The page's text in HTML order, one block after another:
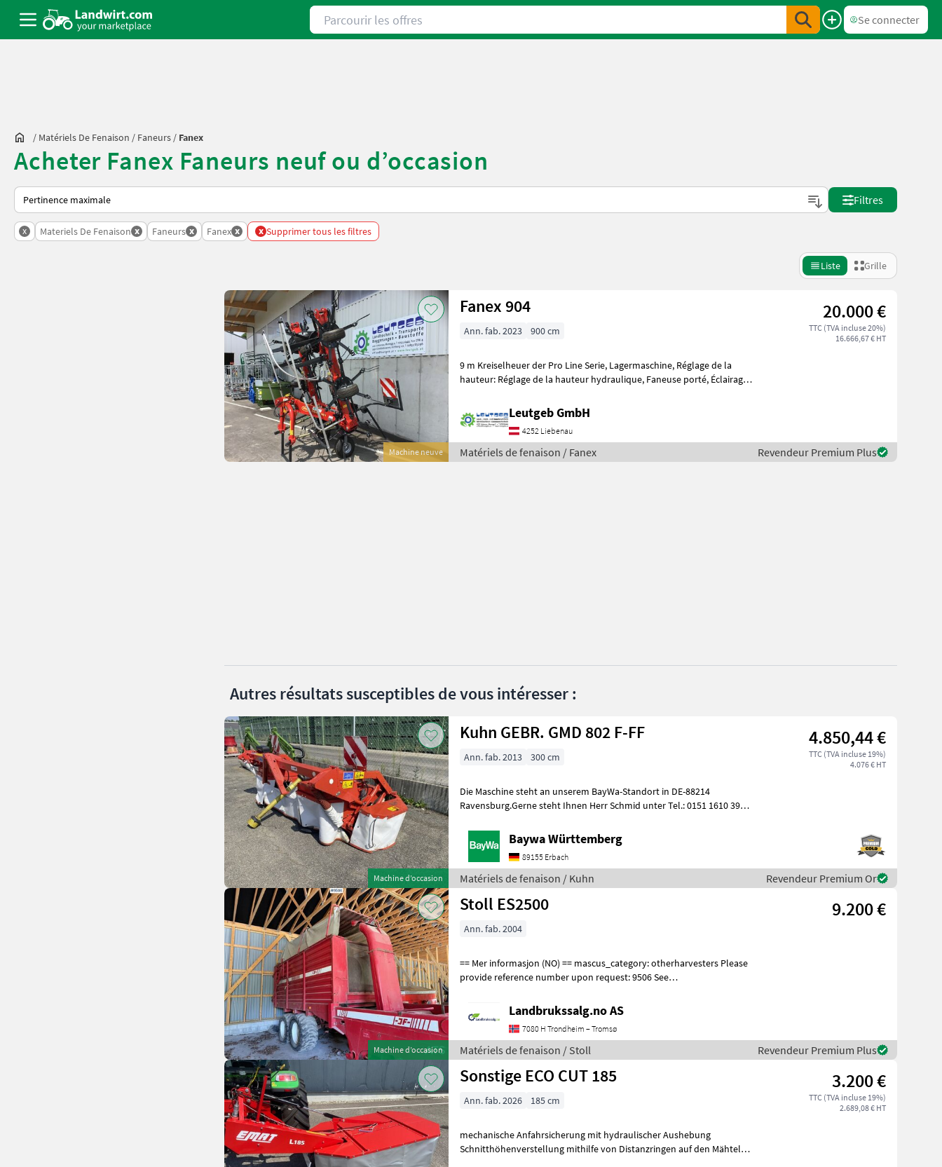
Parcourir les offres
Se connecter
/ Matériels De Fenaison / Faneurs / Fanex
Acheter Fanex Faneurs neuf ou d’occasion
Voici comment les annonces sont triées sur Landwirt.com
Filtres
x Materiels De Fenaison x Faneurs x Fanex x x Supprimer tous les filtres
Liste Grille
Machine neuve
Fanex 904 20.000 €
TTC (TVA incluse 20%)
16.666,67 € HT
Ann. fab. 2023 900 cm
9 m Kreiselheuer der Pro Line Serie, Lagermaschine, Réglage de la
hauteur: Réglage de la hauteur hydraulique, Faneuse porté, Éclairage,
Leutgeb GmbH
4252 Liebenau
Matériels de fenaison / Fanex Revendeur Premium Plus
Autres résultats susceptibles de vous intéresser :
Machine d’occasion
Kuhn GEBR. GMD 802 F-FF 4.850,44 €
TTC (TVA incluse 19%)
4.076 € HT
Ann. fab. 2013 300 cm
Die Maschine steht an unserem BayWa-Standort in DE-88214
Ravensburg.Gerne steht Ihnen Herr Schmid unter Tel.: 0151 1610 3978
Baywa Württemberg
89155 Erbach
Matériels de fenaison / Kuhn Revendeur Premium Or
Machine d’occasion
Stoll ES2500 9.200 €
Ann. fab. 2004
== Mer informasjon (NO) == mascus_category: otherharvesters Please
provide reference number upon request: 9506 See
Landbrukssalg.no AS
7080 H Trondheim – Tromsø
Matériels de fenaison / Stoll Revendeur Premium Plus
Sonstige ECO CUT 185 3.200 €
TTC (TVA incluse 19%)
2.689,08 € HT
Ann. fab. 2026 185 cm
mechanische Anfahrsicherung mit hydraulischer Aushebung
Schnitthöhenverstellung mithilfe von Distanzringen auf den Mähteller